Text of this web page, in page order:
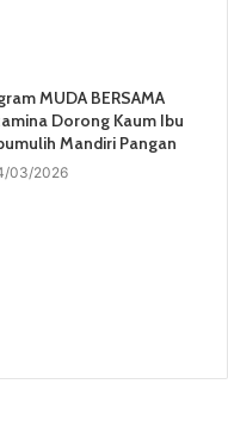
MUDA BERSAMA
Dorong Kaum Ibu
Mandiri Pangan
03/2026